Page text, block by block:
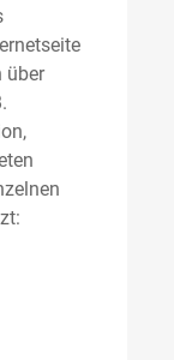
über